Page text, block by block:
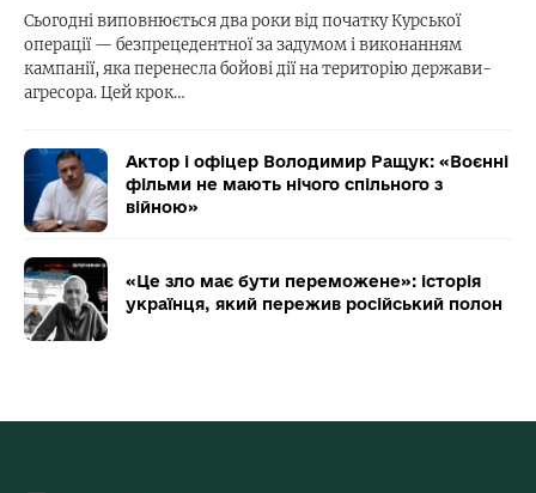
Сьогодні виповнюється два роки від початку Курської
операції — безпрецедентної за задумом і виконанням
кампанії, яка перенесла бойові дії на територію держави-
агресора. Цей крок…
Актор і офіцер Володимир Ращук: «Воєнні
фільми не мають нічого спільного з
війною»
«Це зло має бути переможене»: історія
українця, який пережив російський полон